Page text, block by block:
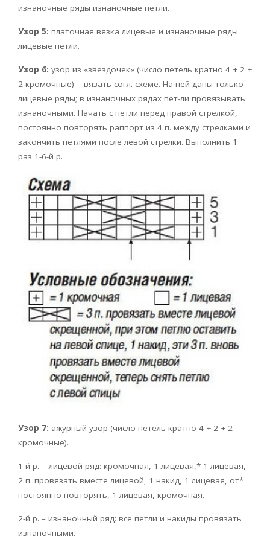
изнаночные ряды изнаночные петли.
Узор 5: платочная вязка лицевые и изнаночные ряды
лицевые петли.
Узор 6: узор из «звездочек» (число петель кратно 4 + 2 +
2 кромочные) = вязать согл. схеме. На ней даны только
лицевые ряды; в изнаночных рядах пет-ли провязывать
изнаночными. Начать с петли перед правой стрелкой,
постоянно повторять раппорт из 4 п. между стрелками и
закончить петлями после левой стрелки. Выполнить 1
раз 1-6-й р.
Узор 7: ажурный узор (число петель кратно 4 + 2 + 2
кромочные).
1-й р. = лицевой ряд: кромочная, 1 лицевая,* 1 лицевая,
2 п. провязать вместе лицевой, 1 накид, 1 лицевая, от*
постоянно повторять, 1 лицевая, кромочная.
2-й р. – изнаночный ряд: все петли и накиды провязать
изнаночными.